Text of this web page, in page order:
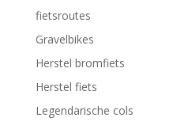
fietsroutes
Gravelbikes
Herstel bromfiets
Herstel fiets
Legendarische cols